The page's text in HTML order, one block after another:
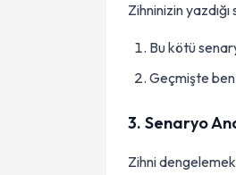
Zihninizin
Bu kötü
Geçmişte
3. Senaryo
Zihni dengelemek